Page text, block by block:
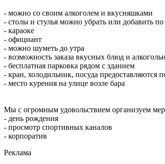
- можно со своим алкоголем и вкусняшками
- столы и стулья можно убрать или добавить
- караоке
- официант
- можно шуметь до утра
- возможность заказа вкусных блюд и
- бесплатная парковка рядом с зданием
- кран, холодильник, посуда предоставляются
- место курения на улице возле бара
Мы с огромным удовольствием организуем
- день рождения
- просмотр спортивных каналов
- корпоратив
Реклама